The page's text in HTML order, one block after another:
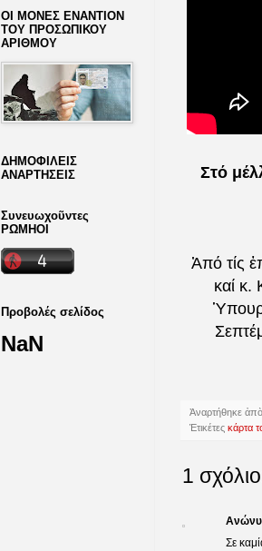
Στό
Ἀπό τίς
καί
Ἀναρτήθηκε ἀπὸ
Ἐτικέτες κάρτα
1
Σε
ΟΙ ΜΟΝΕΣ ΕΝΑΝΤΙΟΝ
ΤΟΥ ΠΡΟΣΩΠΙΚΟΥ
ΑΡΙΘΜΟΥ
ΔΗΜΟΦΙΛΕΙΣ
ΑΝΑΡΤΗΣΕΙΣ
Συνευωχοῦντες
ΡΩΜΗΟΙ
Προβολές σελίδος
NaN